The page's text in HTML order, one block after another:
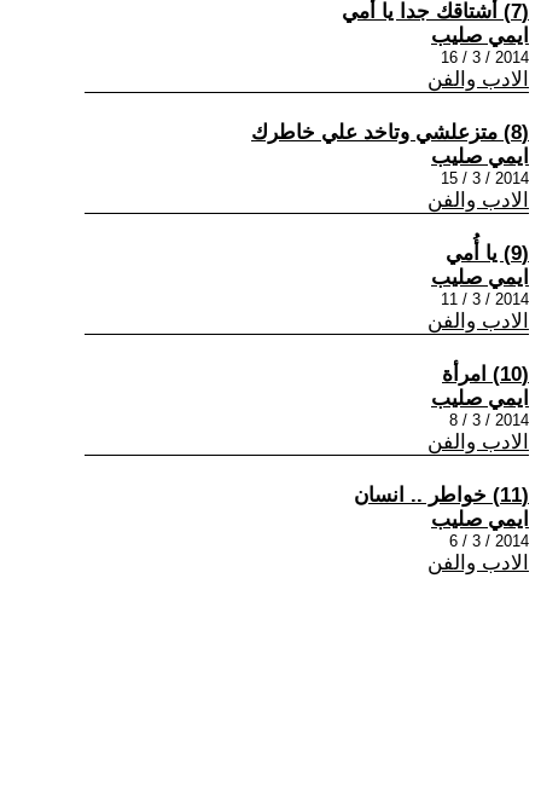
(7) أشتاقك جدا يا أمي
ايمي صليب
2014 / 3 / 16
الادب والفن
(8) متزعلشي وتاخد علي خاطرك
ايمي صليب
2014 / 3 / 15
الادب والفن
(9) يا أُمي
ايمي صليب
2014 / 3 / 11
الادب والفن
(10) امرأة
ايمي صليب
2014 / 3 / 8
الادب والفن
(11) خواطر .. انسان
ايمي صليب
2014 / 3 / 6
الادب والفن